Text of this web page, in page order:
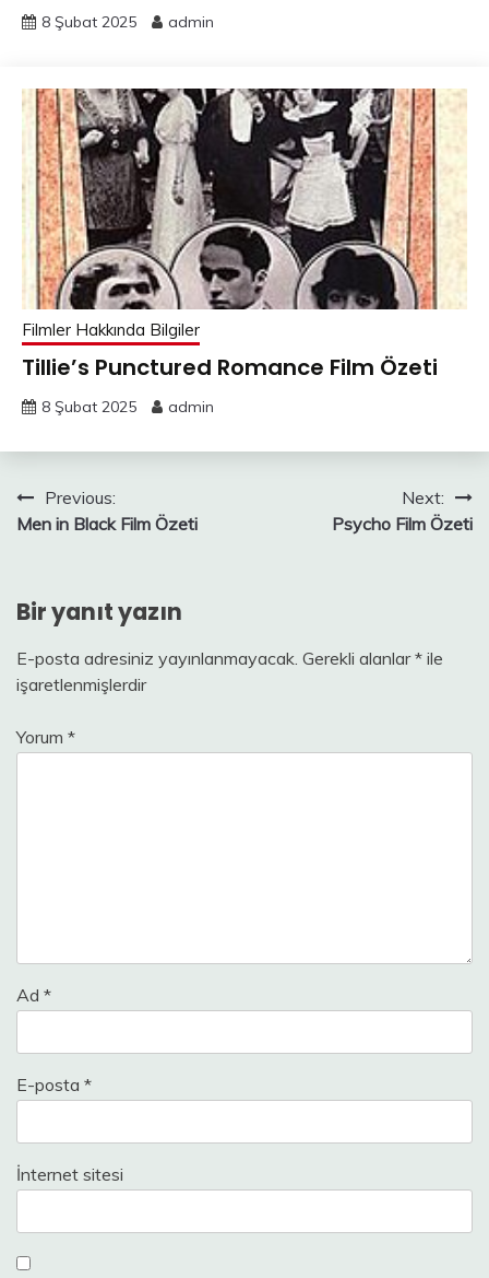
8 Şubat 2025 admin
Filmler Hakkında Bilgiler
Tillie’s Punctured Romance Film Özeti
8 Şubat 2025 admin
Yazı
gezinmesi
Previous:
Men in Black Film Özeti
Next:
Psycho Film Özeti
Bir yanıt yazın
E-posta adresiniz yayınlanmayacak. Gerekli alanlar* ile
işaretlenmişlerdir
Yorum *
Ad *
E-posta *
İnternet sitesi